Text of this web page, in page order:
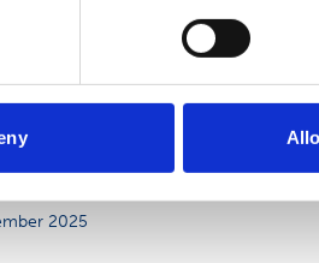
van psychische klachten een
2025